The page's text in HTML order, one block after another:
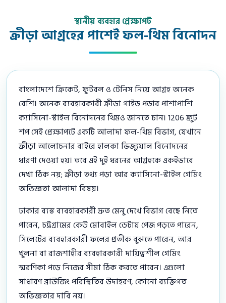
স্থানীয় ব্যবহার প্রেক্ষাপট
ক্রীড়া আগ্রহের পাশেই ফল-থিম বিনোদন
বাংলাদেশে ক্রিকেট, ফুটবল ও টেনিস নিয়ে আগ্রহ অনেক
বেশি। অনেক ব্যবহারকারী ক্রীড়া গাইড পড়ার পাশাপাশি
ক্যাসিনো-স্টাইল বিনোদনের থিমও জানতে চান। 1206 ফ্রুট
শপ সেই প্রেক্ষাপটে একটি আলাদা ফল-থিম বিভাগ, যেখানে
ক্রীড়া আলোচনার বাইরে হালকা ভিজ্যুয়াল বিনোদনের
ধারণা দেওয়া হয়। তবে এই দুই ধরনের আগ্রহকে একইভাবে
দেখা ঠিক নয়; ক্রীড়া তথ্য পড়া আর ক্যাসিনো-স্টাইল গেমিং
অভিজ্ঞতা আলাদা বিষয়।
ঢাকার ব্যস্ত ব্যবহারকারী দ্রুত মেনু দেখে বিভাগ বেছে নিতে
পারেন, চট্টগ্রামের কেউ মোবাইল ডেটায় পেজ পড়তে পারেন,
সিলেটের ব্যবহারকারী ফলের প্রতীক বুঝতে পারেন, আর
খুলনা বা রাজশাহীর ব্যবহারকারী দায়িত্বশীল গেমিং
স্মরণিকা পড়ে নিজের সীমা ঠিক করতে পারেন। এগুলো
সাধারণ ব্রাউজিং পরিস্থিতির উদাহরণ, কোনো ব্যক্তিগত
অভিজ্ঞতার দাবি নয়।